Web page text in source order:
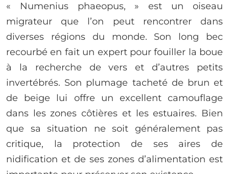
« Numenius phaeopus, » est un oiseau
migrateur que l’on peut rencontrer dans
diverses régions du monde. Son long bec
recourbé en fait un expert pour fouiller la boue
à la recherche de vers et d’autres petits
invertébrés. Son plumage tacheté de brun et
de beige lui offre un excellent camouflage
dans les zones côtières et les estuaires. Bien
que sa situation ne soit généralement pas
critique, la protection de ses aires de
nidification et de ses zones d’alimentation est